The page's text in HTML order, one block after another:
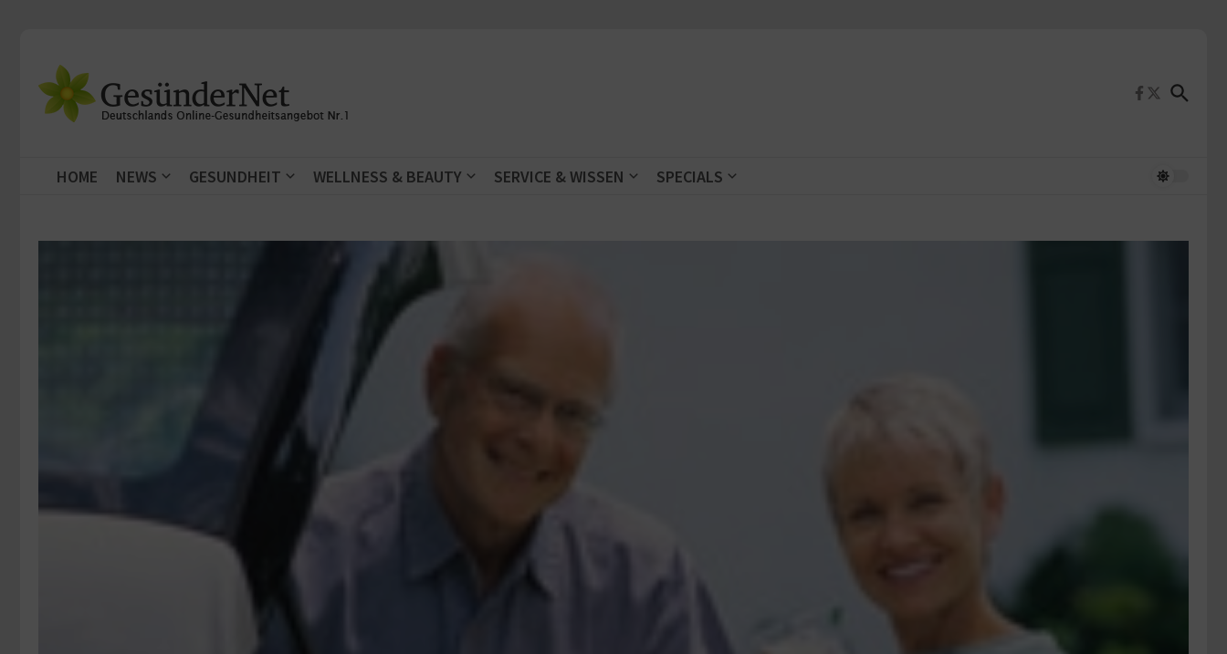
HOME NEWS GESUNDHEIT WELLNESS & BEAUTY SERVICE & WISSEN SPECIALS